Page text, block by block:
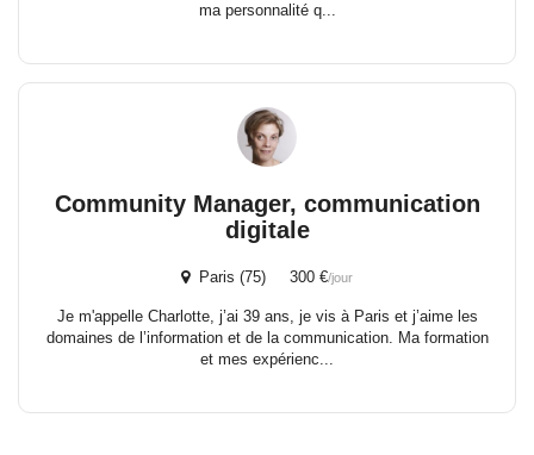
ma personnalité q...
Community Manager, communication
digitale
Paris (75) 300 €/jour
Je m'appelle Charlotte, j’ai 39 ans, je vis à Paris et j’aime les
domaines de l’information et de la communication. Ma formation
et mes expérienc...